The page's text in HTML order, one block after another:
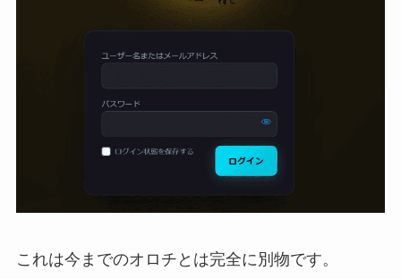
これは今までのオロチとは完全に別物です。